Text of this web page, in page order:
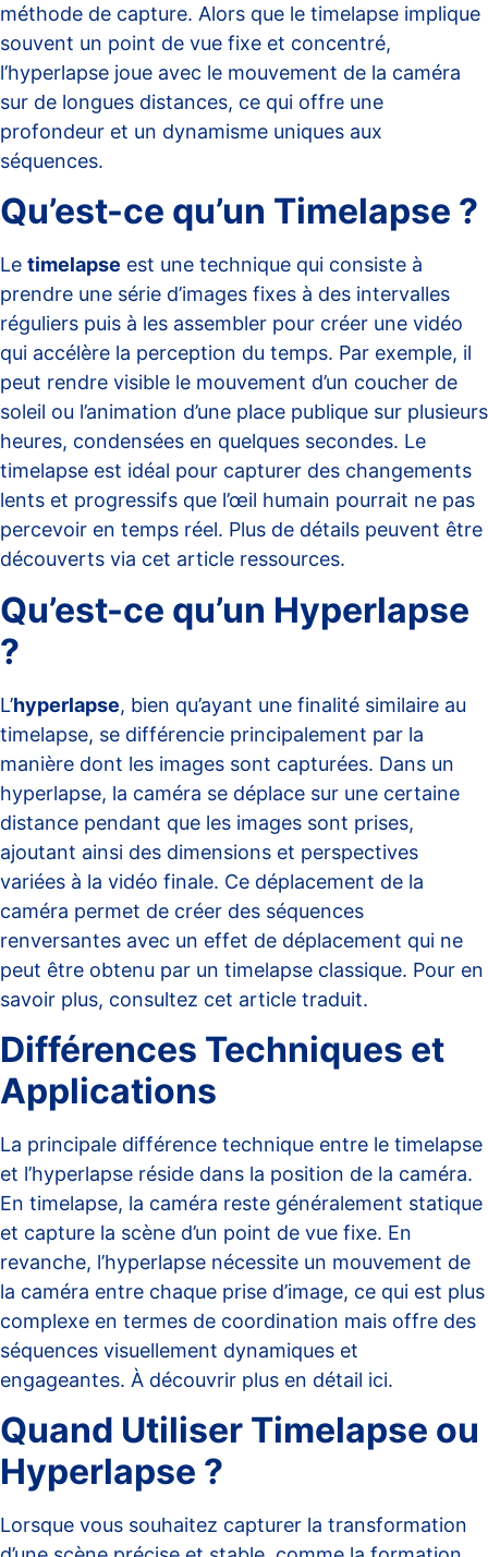
méthode de capture. Alors que le timelapse implique
souvent un point de vue fixe et concentré,
l’hyperlapse joue avec le mouvement de la caméra
sur de longues distances, ce qui offre une
profondeur et un dynamisme uniques aux
séquences.
Qu’est-ce qu’un Timelapse ?
Le timelapse est une technique qui consiste à
prendre une série d’images fixes à des intervalles
réguliers puis à les assembler pour créer une vidéo
qui accélère la perception du temps. Par exemple, il
peut rendre visible le mouvement d’un coucher de
soleil ou l’animation d’une place publique sur plusieurs
heures, condensées en quelques secondes. Le
timelapse est idéal pour capturer des changements
lents et progressifs que l’œil humain pourrait ne pas
percevoir en temps réel. Plus de détails peuvent être
découverts via cet article ressources.
Qu’est-ce qu’un Hyperlapse
?
L’hyperlapse, bien qu’ayant une finalité similaire au
timelapse, se différencie principalement par la
manière dont les images sont capturées. Dans un
hyperlapse, la caméra se déplace sur une certaine
distance pendant que les images sont prises,
ajoutant ainsi des dimensions et perspectives
variées à la vidéo finale. Ce déplacement de la
caméra permet de créer des séquences
renversantes avec un effet de déplacement qui ne
peut être obtenu par un timelapse classique. Pour en
savoir plus, consultez cet article traduit.
Différences Techniques et
Applications
La principale différence technique entre le timelapse
et l’hyperlapse réside dans la position de la caméra.
En timelapse, la caméra reste généralement statique
et capture la scène d’un point de vue fixe. En
revanche, l’hyperlapse nécessite un mouvement de
la caméra entre chaque prise d’image, ce qui est plus
complexe en termes de coordination mais offre des
séquences visuellement dynamiques et
engageantes. À découvrir plus en détail ici.
Quand Utiliser Timelapse ou
Hyperlapse ?
Lorsque vous souhaitez capturer la transformation